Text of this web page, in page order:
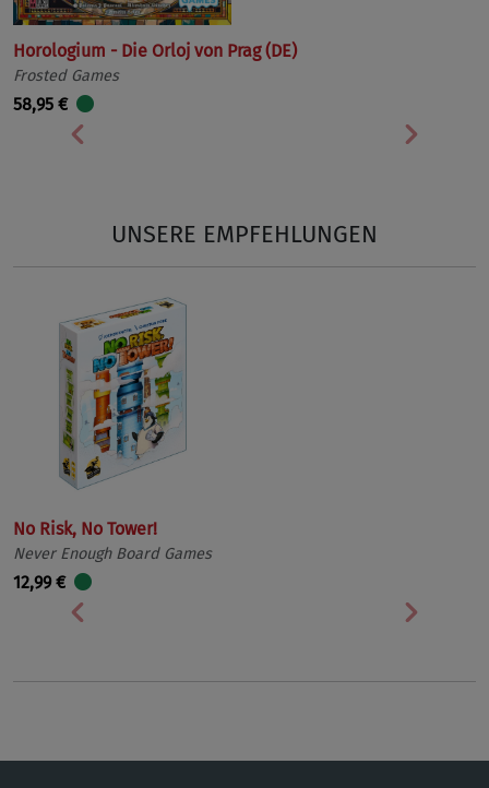
Horologium - Die Orloj von Prag (DE)
Frosted Games
58,95 €
Vorherige
UNSERE EMPFEHLUNGEN
No Risk, No Tower!
Never Enough Board Games
12,99 €
Vorherige